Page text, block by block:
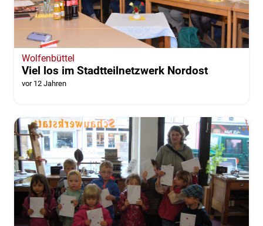
Wolfenbüttel
Viel los im Stadtteilnetzwerk Nordost
vor 12 Jahren